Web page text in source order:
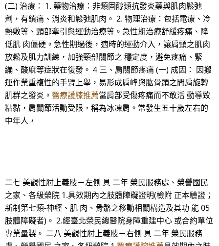
(二) 治療： 1. 藥物治療：非類固醇類抗發炎藥與肌肉鬆弛
劑，有鎮痛、消炎和鬆弛肌肉。 2. 物理治療：包括電療、冷
熱敷等、頸部牽引與運動治療等。急性期治療舒緩疼痛、降
低肌 肉僵硬。急性期過後，適時的運動介入，讓肩頸之肌肉
放鬆及肌力訓練，加強頸部關節之 穩定度，避免疼痛、緊
繃、酸麻等症狀在復發。 4 三、肩關節疼痛 (一) 成因： 因搬
運作業重複性的手臂上舉，易形成肩峰與肱骨頭之間肩旋轉
肌群之發炎。 醫療護膝推薦當肩部受傷疼痛而不敢活 動導致
粘黏，肩關節活動受限，稱為冰凍肩。常發生五十歲左右的
中年人，
二七 美觀性肘上義肢－左側 具 二年 榮民服務處、榮譽國民
之家、各級榮院 1.具效期內之肢體障礙證明(檢附 正本驗證；
新制第七類-神經、肌 肉、骨骼之移動相關構造及其功 能 05
肢體障礙者)。 2.經臺北榮民總醫院身障重建中心 或合約單位
專業量製。 二八 美觀性肘上義肢－右側 具 二年 榮民服務